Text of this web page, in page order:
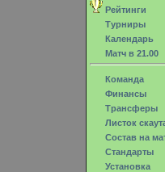
Рейтинги
Турниры
Календарь
Матч в 21.00
Команда
Финансы
Трансферы
Листок
Состав на
Стандарты
Установка